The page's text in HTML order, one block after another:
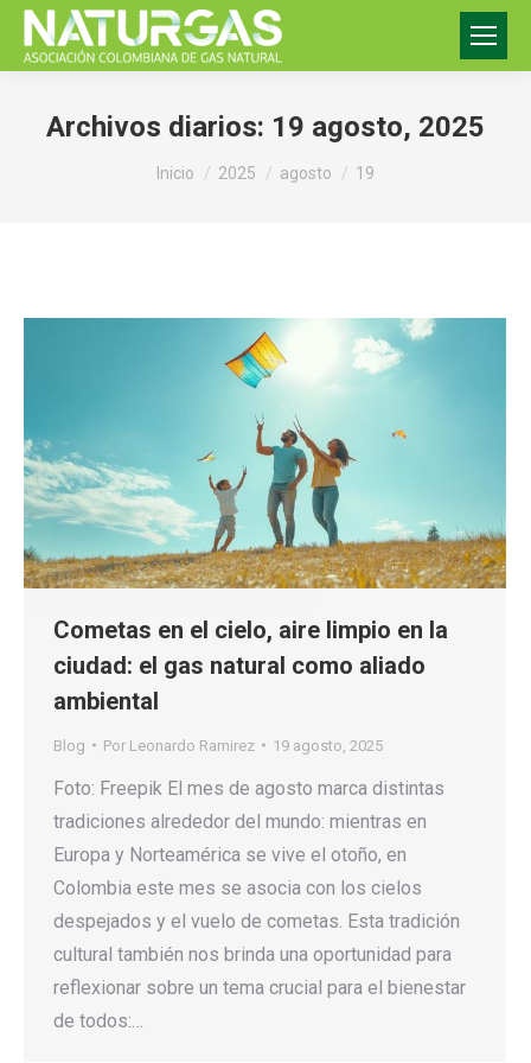
Archivos diarios: 19 agosto, 2025
Estás aquí:
Inicio 2025 agosto 19
Cometas en el cielo, aire limpio en la
ciudad: el gas natural como aliado
ambiental
Blog Por Leonardo Ramirez 19 agosto, 2025
Foto: Freepik El mes de agosto marca distintas
tradiciones alrededor del mundo: mientras en
Europa y Norteamérica se vive el otoño, en
Colombia este mes se asocia con los cielos
despejados y el vuelo de cometas. Esta tradición
cultural también nos brinda una oportunidad para
reflexionar sobre un tema crucial para el bienestar
de todos:…